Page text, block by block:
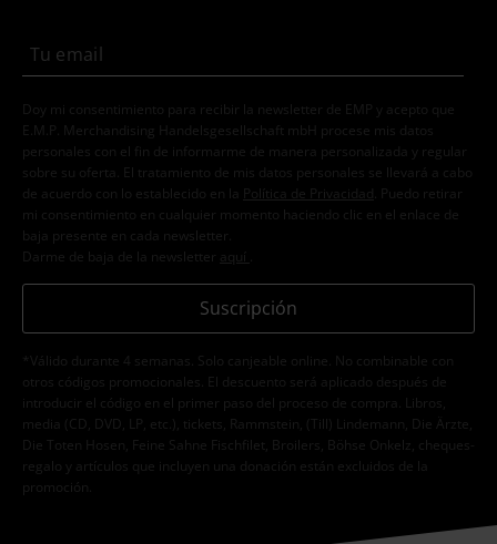
Doy mi consentimiento para recibir la newsletter de EMP y acepto que
E.M.P. Merchandising Handelsgesellschaft mbH procese mis datos
personales con el fin de informarme de manera personalizada y regular
sobre su oferta. El tratamiento de mis datos personales se llevará a cabo
de acuerdo con lo establecido en la
Política de Privacidad . Puedo retirar
mi consentimiento en cualquier momento haciendo clic en el enlace de
baja presente en cada newsletter.
Darme de baja de la newsletter
aquí
Suscripción
*Válido durante 4 semanas. Solo canjeable online. No combinable con
otros códigos promocionales. El descuento será aplicado después de
introducir el código en el primer paso del proceso de compra. Libros,
media (CD, DVD, LP, etc.), tickets, Rammstein, (Till) Lindemann, Die Ärzte,
Die Toten Hosen, Feine Sahne Fischfilet, Broilers, Böhse Onkelz, cheques-
regalo y artículos que incluyen una donación están excluidos de la
promoción.